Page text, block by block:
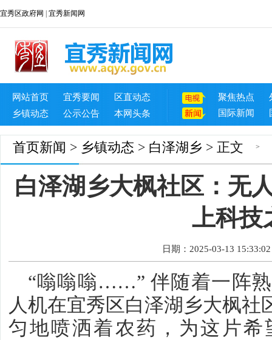
宜秀区政府网 宜秀新闻网
网站首页 宜秀要闻
区直动态
乡镇动态
公示公告 本网头条
聚焦热点
国际新闻
首页 >
新闻 > 乡镇动态 > 白泽湖乡 > 正文
白泽湖乡大枫社区：无
上科技
日期：2025-03-13 15:33:02
“嗡嗡嗡……” 伴随着一阵
人机在宜秀区白泽湖乡大枫社
匀地喷洒着农药，为这片